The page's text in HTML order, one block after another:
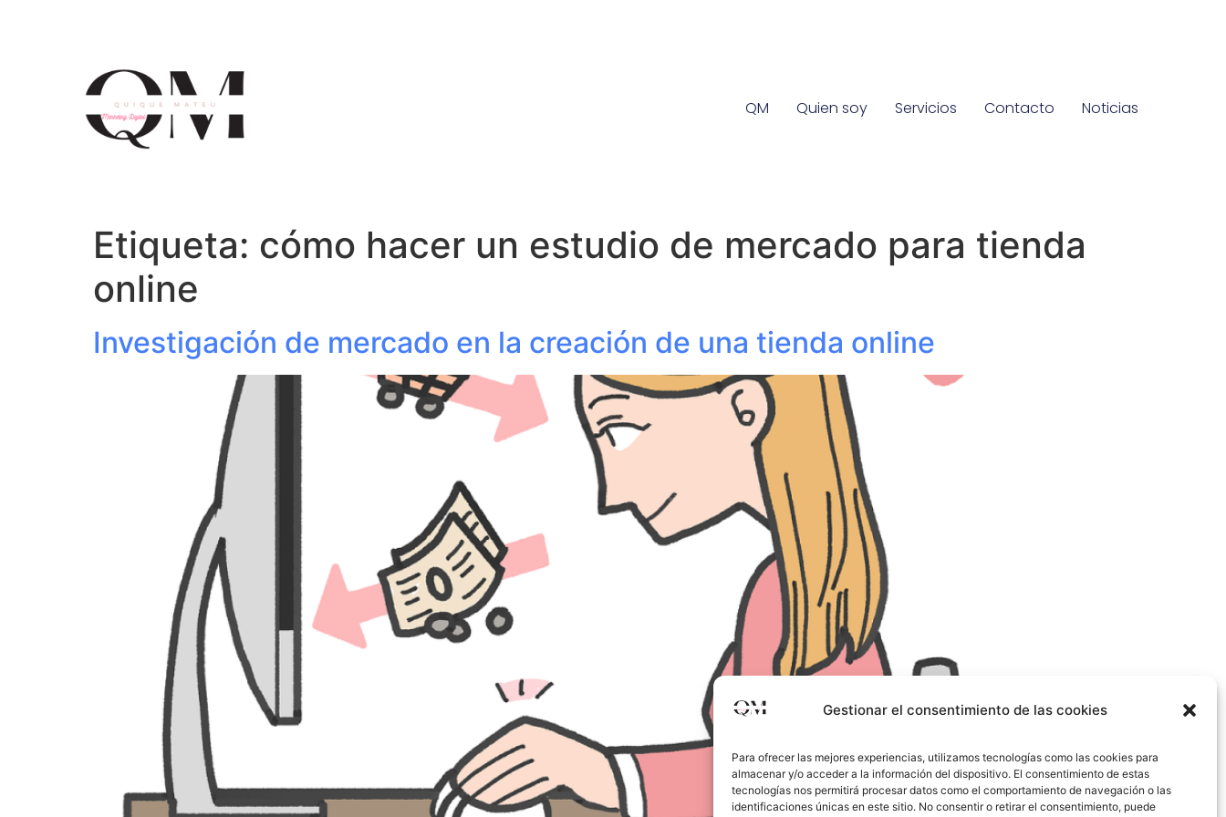
Gestionar el consentimiento de las cookies
Para ofrecer las mejores experiencias, utilizamos tecnologías como las cookies para
almacenar y/o acceder a la información del dispositivo. El consentimiento de estas
tecnologías nos permitirá procesar datos como el comportamiento de navegación o las
identificaciones únicas en este sitio. No consentir o retirar el consentimiento, puede
QM Quien soy Servicios Contacto Noticias
Etiqueta: cómo hacer un estudio de mercado para tienda
online
Investigación de mercado en la creación de una tienda online